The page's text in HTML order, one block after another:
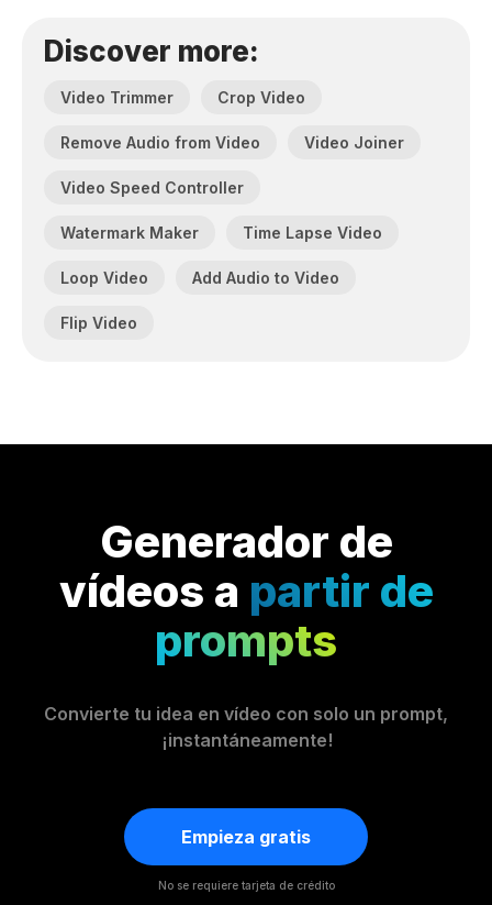
Discover more:
Video Trimmer Crop Video
Remove Audio from Video Video Joiner
Video Speed Controller
Watermark Maker Time Lapse Video
Loop Video Add Audio to Video
Flip Video
Generador de
vídeos a partir de
prompts
Convierte tu idea en vídeo con solo un prompt,
¡instantáneamente!
Empieza gratis
No se requiere tarjeta de crédito